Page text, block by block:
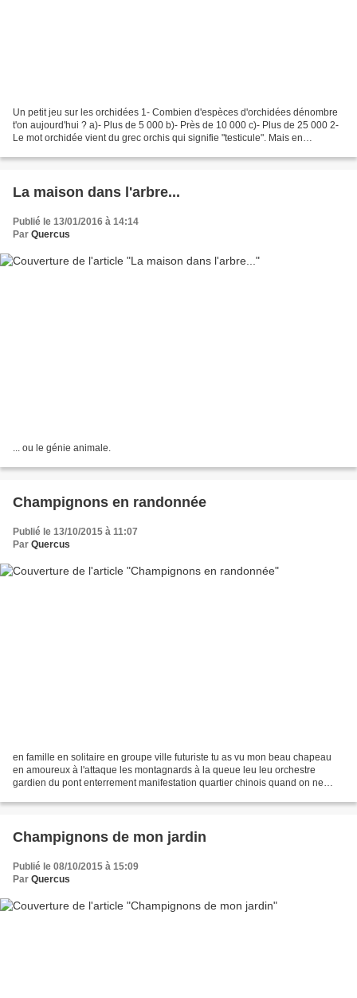
Un petit jeu sur les orchidées 1- Combien d'espèces d'orchidées dénombre
t'on aujourd'hui ? a)- Plus de 5 000 b)- Près de 10 000 c)- Plus de 25 000 2-
Le mot orchidée vient du grec orchis qui signifie "testicule". Mais en
La maison dans l'arbre...
Publié le 13/01/2016 à 14:14
Par Quercus
... ou le génie animale.
Champignons en randonnée
Publié le 13/10/2015 à 11:07
Par Quercus
en famille en solitaire en groupe ville futuriste tu as vu mon beau chapeau
en amoureux à l'attaque les montagnards à la queue leu leu orchestre
gardien du pont enterrement manifestation quartier chinois quand on ne
Champignons de mon jardin
Publié le 08/10/2015 à 15:09
Par Quercus